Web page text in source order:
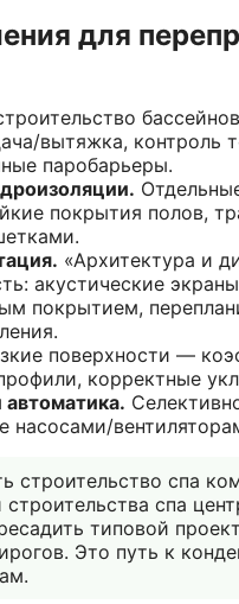
для
вытяжка, контроль
паробарьеры.
покрытия полов,
«Архитектура и
акустические
покрытием,
поверхности —
корректные
насосами/
строительство спа
спа
типовой
Это путь к